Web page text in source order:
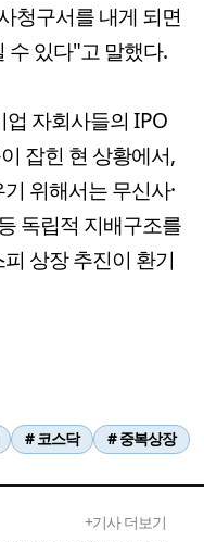
청구서를 내게 되면
수 있다"고 말했다.
업 자회사들의 IPO
잡힌 현 상황에서,
위해서는 무신사·
독립적 지배구조를
상장 추진이 환기
# 코스닥 # 중복상장
+기사 더보기